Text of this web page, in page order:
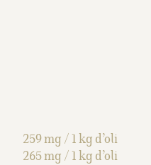
259 mg / 1 kg d’oli
265 mg / 1 kg d’oli